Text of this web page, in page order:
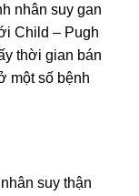
nhân suy gan
Child – Pugh
thời gian bán
một số bệnh
suy thận